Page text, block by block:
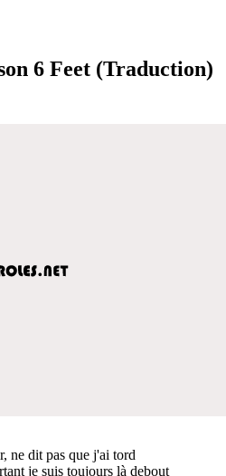
6 Feet (Traduction)
ne dit pas que j'ai tord
je suis toujours là debout